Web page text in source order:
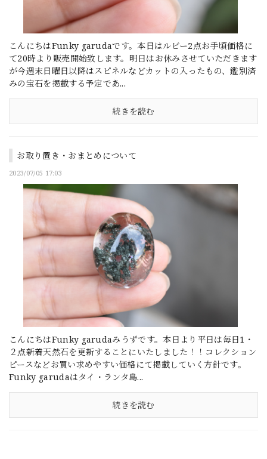
こんにちはFunky garudaです。本日はルビー2点お手頃価格に
て20時より販売開始致します。明日はお休みさせていただきます
が今週末日曜日以降はスピネルなどカットの入ったもの、鑑別済
みの宝石を掲載する予定であ...
続きを読む
お取り置き・おまとめについて
2023/07/05 17:03
こんにちはFunky garudaみうずです。本日より平日は毎日1・
２点新着天然石を更新することにいたしました！！コレクション
ピースなどお買い求めやすい価格にて掲載していく方針です。
Funky garudaはタイ・ランタ島...
続きを読む